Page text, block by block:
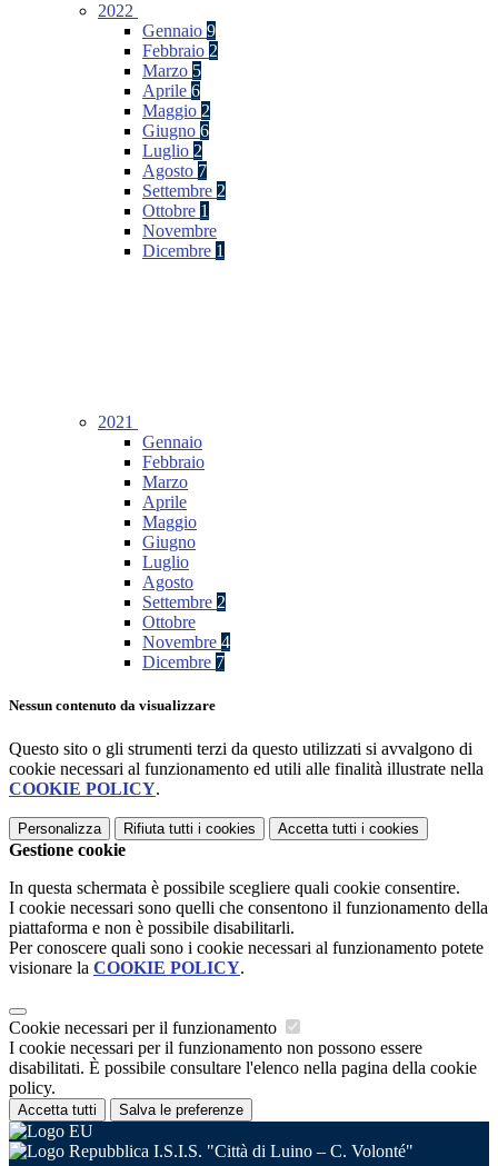
2022
Gennaio 9
Febbraio 2
Marzo 5
Aprile 6
Maggio 2
Giugno 6
Luglio 2
Agosto 7
Settembre 2
Ottobre 1
Novembre
Dicembre 1
2021
Gennaio
Febbraio
Marzo
Aprile
Maggio
Giugno
Luglio
Agosto
Settembre 2
Ottobre
Novembre 4
Dicembre 7
Nessun contenuto da visualizzare
Questo sito o gli strumenti terzi da questo utilizzati si avvalgono di
cookie necessari al funzionamento ed utili alle finalità illustrate nella
COOKIE POLICY.
Personalizza Rifiuta tutti i cookies Accetta tutti i cookies
Gestione cookie
In questa schermata è possibile scegliere quali cookie consentire.
I cookie necessari sono quelli che consentono il funzionamento della
piattaforma e non è possibile disabilitarli.
Per conoscere quali sono i cookie necessari al funzionamento potete
visionare la COOKIE POLICY.
Cookie necessari per il funzionamento
I cookie necessari per il funzionamento non possono essere
disabilitati. È possibile consultare l'elenco nella pagina della cookie
policy.
Accetta tutti Salva le preferenze
I.S.I.S. "Città di Luino – C. Volonté"